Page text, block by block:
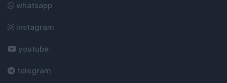
whatsapp
instagram
youtube
telegram